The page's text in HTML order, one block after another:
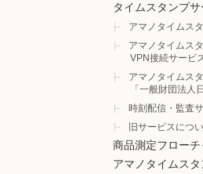
タイムスタンプ
アマノタイムス
アマノタイムス
VPN接続サービ
アマノタイムス
「一般財団法人
時刻配信・監査
旧サービスにつ
商品測定フロー
アマノタイムス